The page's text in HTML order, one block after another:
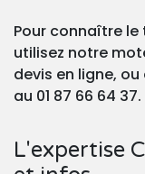
Pour connaître
utilisez notre
devis en ligne,
au 01 87 66 64 37.
L'expertise